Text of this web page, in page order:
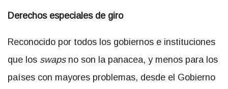
Derechos especiales de giro
Reconocido por todos los gobiernos e instituciones
que los swapsno son la panacea, y menos para los
países con mayores problemas, desde el Gobierno